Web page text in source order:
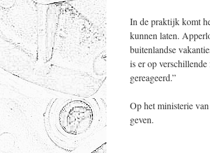
In de praktijk komt
kunnen laten.
buitenlandse
is er op
gereageerd.”
Op het ministerie
geven.